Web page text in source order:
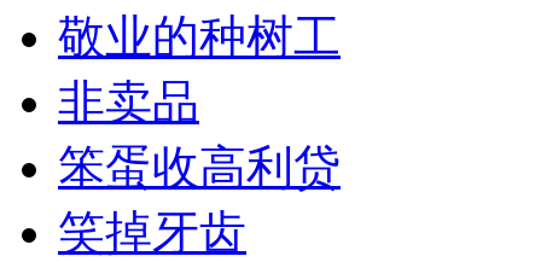
敬业的种树工
非卖品
笨蛋收高利贷
笑掉牙齿